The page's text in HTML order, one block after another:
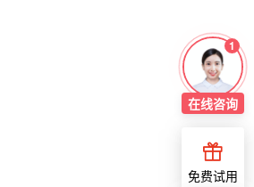
1
在线咨询
免费试用